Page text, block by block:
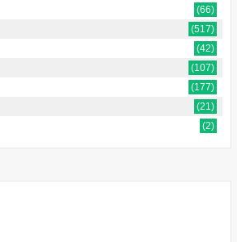
(66)
(517)
(42)
(107)
(177)
(21)
(2)